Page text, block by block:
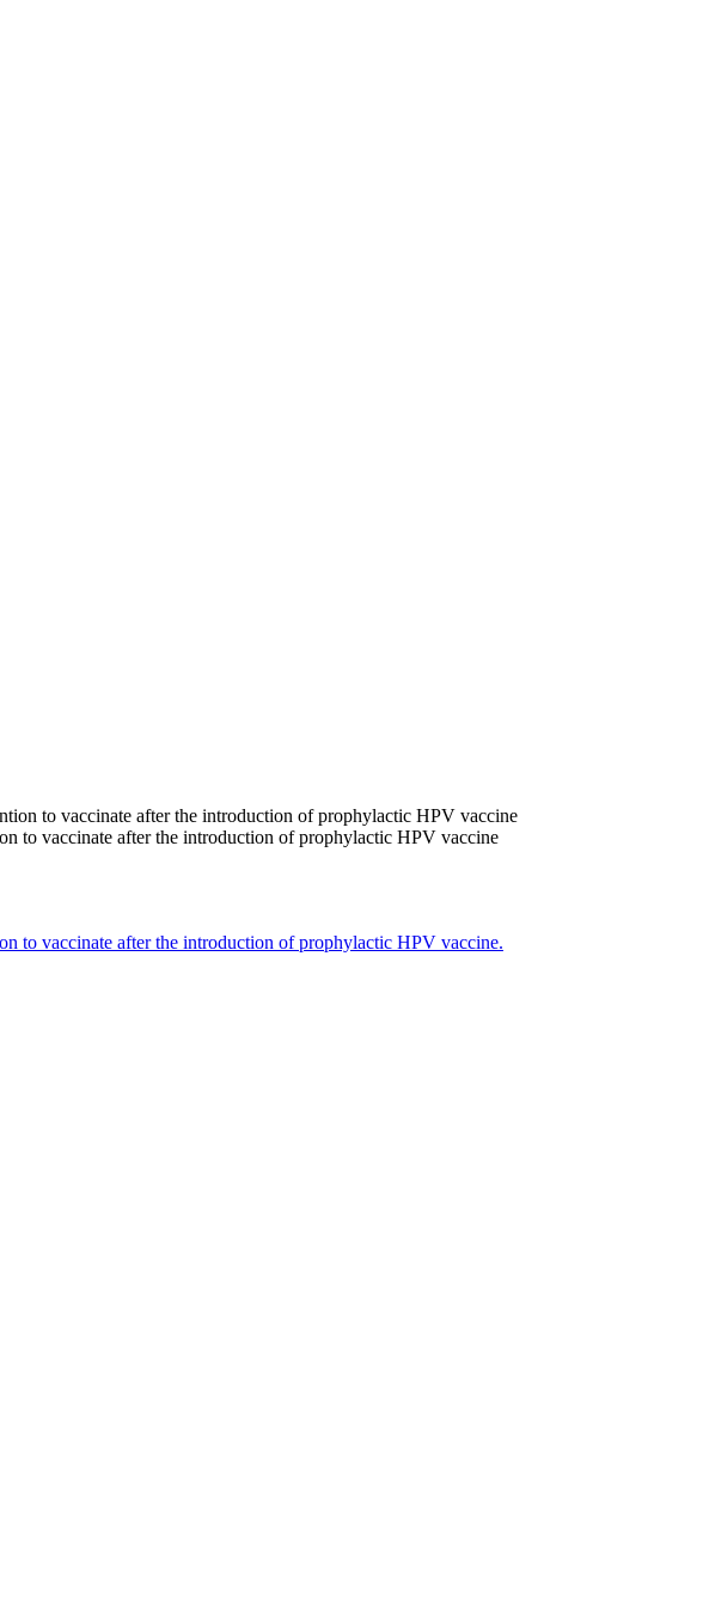
to vaccinate after the introduction of prophylactic HPV vaccine
to vaccinate after the introduction of prophylactic HPV vaccine.